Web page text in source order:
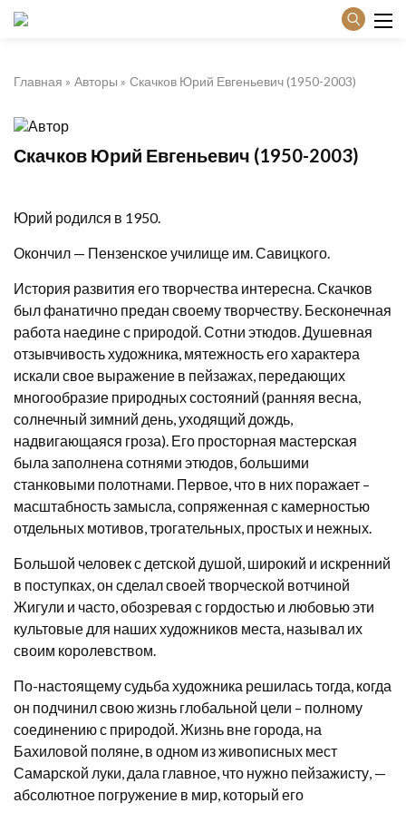
Главная Авторы Скачков Юрий Евгеньевич (1950-2003)
Скачков Юрий Евгеньевич (1950-2003)
Юрий родился в 1950.
Окончил — Пензенское училище им. Савицкого.
История развития его творчества интересна. Скачков
был фанатично предан своему творчеству. Бесконечная
работа наедине с природой. Сотни этюдов. Душевная
отзывчивость художника, мятежность его характера
искали свое выражение в пейзажах, передающих
многообразие природных состояний (ранняя весна,
солнечный зимний день, уходящий дождь,
надвигающаяся гроза). Его просторная мастерская
была заполнена сотнями этюдов, большими
станковыми полотнами. Первое, что в них поражает –
масштабность замысла, сопряженная с камерностью
отдельных мотивов, трогательных, простых и нежных.
Большой человек с детской душой, широкий и искренний
в поступках, он сделал своей творческой вотчиной
Жигули и часто, обозревая с гордостью и любовью эти
культовые для наших художников места, называл их
своим королевством.
По-настоящему судьба художника решилась тогда, когда
он подчинил свою жизнь глобальной цели – полному
соединению с природой. Жизнь вне города, на
Бахиловой поляне, в одном из живописных мест
Самарской луки, дала главное, что нужно пейзажисту, —
абсолютное погружение в мир, который его